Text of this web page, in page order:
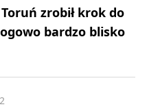
zrobił krok do
bardzo blisko